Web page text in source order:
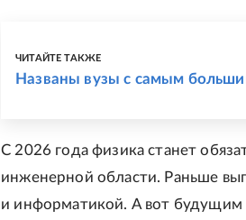
ЧИТАЙТЕ ТАКЖЕ
Названы вузы с самым
С 2026 года физика станет
инженерной области. Раньше
и информатикой. А вот будущим